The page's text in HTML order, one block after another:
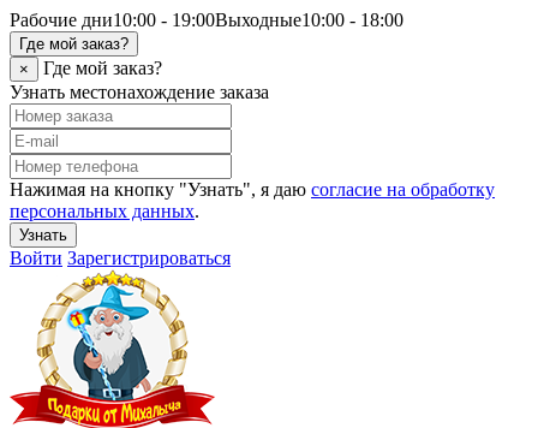
Рабочие дни10:00 - 19:00Выходные10:00 - 18:00
Где мой заказ?
×
Где мой заказ?
Узнать местонахождение заказа
Нажимая на кнопку "Узнать", я даю согласие на обработку
персональных данных.
Узнать
Войти Зарегистрироваться